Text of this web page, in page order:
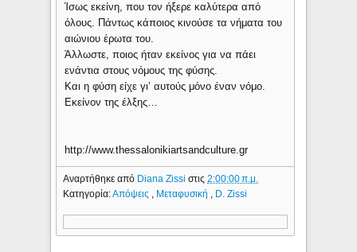
Ίσως εκείνη, που τον ήξερε καλύτερα από
όλους. Πάντως κάποιος κινούσε τα νήματα του
αιώνιου έρωτα του.
Άλλωστε, ποιος ήταν εκείνος για να πάει
ενάντια στους νόμους της φύσης.
Και η φύση είχε γι’ αυτούς μόνο έναν νόμο.
Εκείνον της έλξης…
http://www.thessalonikiartsandculture.gr
Αναρτήθηκε από Diana Zissiστις2:00:00 π.μ.
Κατηγορία:Απόψεις Μεταφυσική D. Zissi